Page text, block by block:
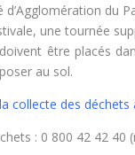
d’Agglomération du
une tournée
être placés
au sol.
collecte des
: 0 800 42 42 40